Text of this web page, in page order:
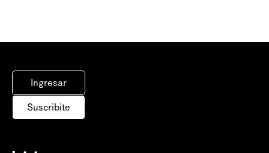
Ingresar
Suscribite